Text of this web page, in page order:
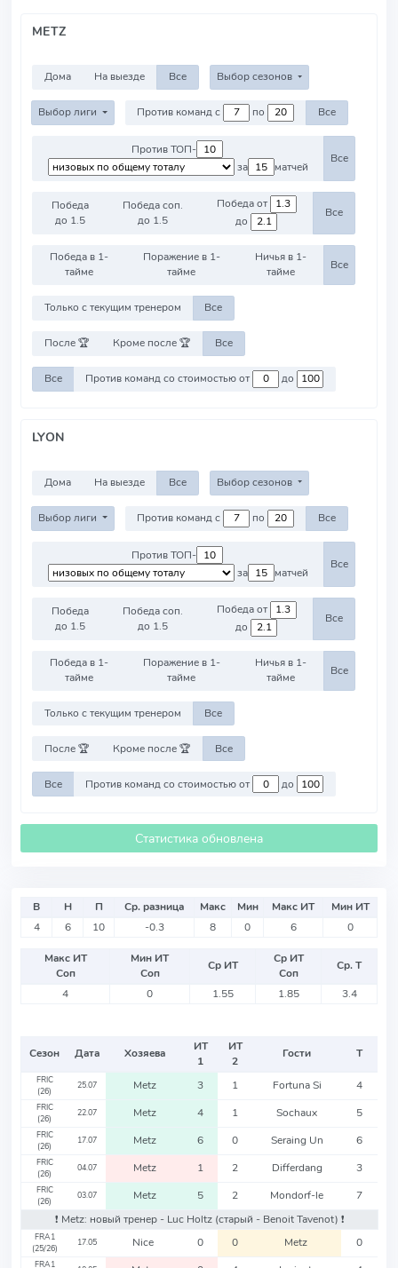
METZ
Дома На выезде Все Выбор сезонов
Выбор лиги Против команд с по Все
Против ТОП-
за
матчей
Все
Победа
до 1.5
Победа соп.
до 1.5
Победа от
до
Все
Победа в 1-
тайме
Поражение в 1-
тайме
Ничья в 1-
тайме
Все
Только с текущим тренером Все
После 🏆 Кроме после 🏆 Все
Все Против команд со стоимостью от до
LYON
Дома На выезде Все Выбор сезонов
Выбор лиги Против команд с по Все
Против ТОП-
за
матчей
Все
Победа
до 1.5
Победа соп.
до 1.5
Победа от
до
Все
Победа в 1-
тайме
Поражение в 1-
тайме
Ничья в 1-
тайме
Все
Только с текущим тренером Все
После 🏆 Кроме после 🏆 Все
Все Против команд со стоимостью от до
Статистика обновлена
В Н П Ср. разница Макс Мин Макс ИТ
Мин ИТ
4
6 10 -0.3 8 0 6 0
Макс ИТ
Соп
Мин ИТ
Соп
Ср ИТ
Ср ИТ
Соп
Ср. Т
4
0 1.55 1.85 3.4
Сезон Дата Хозяева
ИТ
1
ИТ
2
Гости Т
FRIC
(26)
25.07 Metz 3 1 Fortuna Si 4
FRIC
(26)
22.07 Metz 4 1 Sochaux 5
FRIC
(26)
17.07 Metz 6 0 Seraing Un 6
FRIC
(26)
04.07 Metz 1 2 Differdang 3
FRIC
(26)
03.07 Metz 5 2 Mondorf-le
7
❗️ Metz: новый тренер - Luc Holtz (старый - Benoit Tavenot) ❗️
FRA1
(25/26)
17.05 Nice 0 0 Metz 0
FRA1